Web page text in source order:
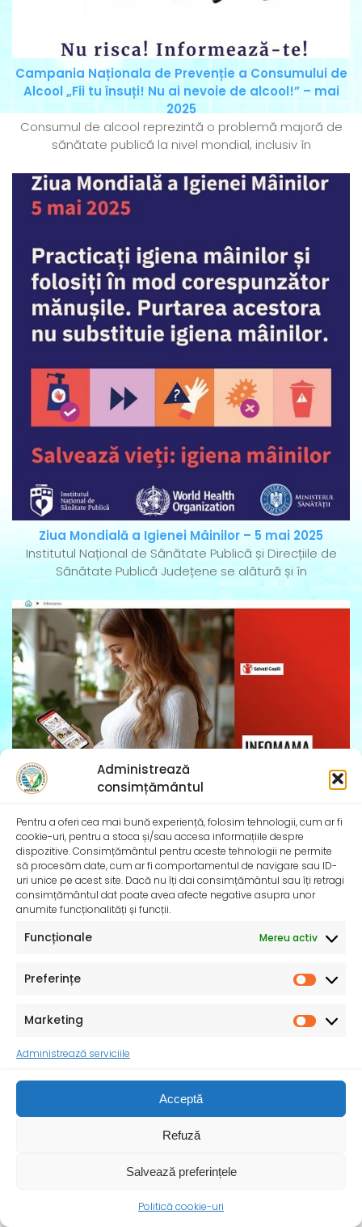
Administrează
consimțământul
Pentru a oferi cea mai bună experiență, folosim tehnologii, cum ar fi
cookie-uri, pentru a stoca și/sau accesa informațiile despre
dispozitive. Consimțământul pentru aceste tehnologii ne permite
să procesăm date, cum ar fi comportamentul de navigare sau ID-
uri unice pe acest site. Dacă nu îți dai consimțământul sau îți retragi
consimțământul dat poate avea afecte negative asupra unor
anumite funcționalități și funcții.
Funcționale Mereu activ
Preferințe
Marketing
Administrează serviciile
Acceptă
Refuză
Salvează preferințele
Politică cookie-uri
Campania Naționala de Prevenție a Consumului de
Alcool „Fii tu însuți! Nu ai nevoie de alcool!” – mai
2025
Consumul de alcool reprezintă o problemă majoră de
sănătate publică la nivel mondial, inclusiv în
Ziua Mondială a Igienei Mâinilor – 5 mai 2025
Institutul Național de Sănătate Publică și Direcțiile de
Sănătate Publică Județene se alătură și în
primul an de viață al copilului
De peste 35 de ani, Organizația Salvați Copiii
desfășoară activități dedicate promovării și apărării
drepturilor
Ziua Mondială a Sănătății – 7 aprilie 2025